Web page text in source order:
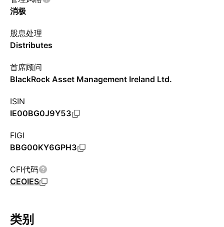
消极
股息处理
Distributes
首席顾问
BlackRock Asset Management Ireland Ltd.
ISIN
IE00BG0J9Y53
FIGI
BBG00KY6GPH3
CFI代码
CEOIES
类别